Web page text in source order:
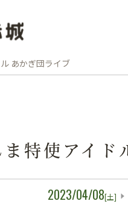
あかぎ団ライブ
ま特使アイ
2023/04/08[土]